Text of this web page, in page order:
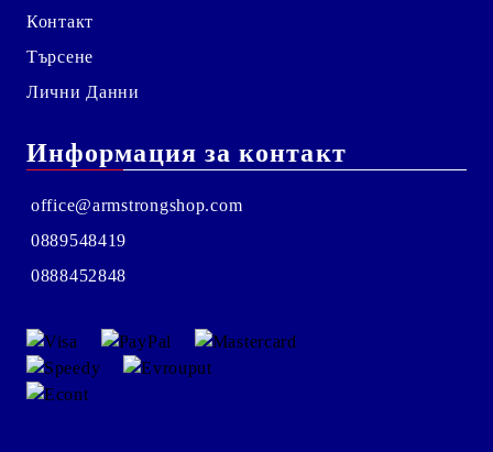
Контакт
Търсене
Лични Данни
Информация за контакт
office@armstrongshop.com
0889548419
0888452848